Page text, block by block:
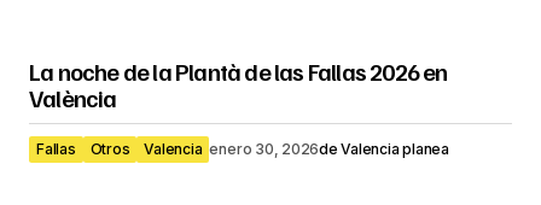
La noche de la Plantà de las Fallas 2026 en
València
Fallas Otros Valencia enero 30, 2026de Valencia planea